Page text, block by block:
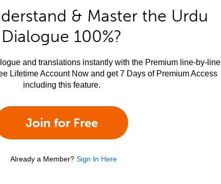
& Master the Urdu
Dialogue 100%?
and translations instantly with the Premium line-by-line
Lifetime Account Now and get 7 Days of Premium Access
including this feature.
Join for Free
Already a Member? Sign In Here